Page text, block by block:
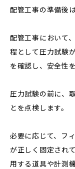
配管工事の準備後
配管工事において
程として圧力試験
を確認し、安全性
圧力試験の前に、
とを点検します。
必要に応じて、フ
が正しく固定され
用する道具や計測